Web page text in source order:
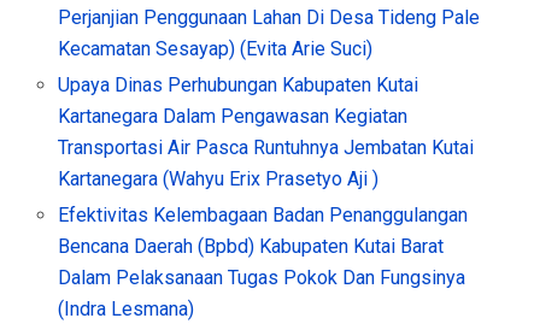
Perjanjian Penggunaan Lahan Di Desa Tideng Pale
Kecamatan Sesayap) (Evita Arie Suci)
Upaya Dinas Perhubungan Kabupaten Kutai
Kartanegara Dalam Pengawasan Kegiatan
Transportasi Air Pasca Runtuhnya Jembatan Kutai
Kartanegara (Wahyu Erix Prasetyo Aji )
Efektivitas Kelembagaan Badan Penanggulangan
Bencana Daerah (Bpbd) Kabupaten Kutai Barat
Dalam Pelaksanaan Tugas Pokok Dan Fungsinya
(Indra Lesmana)